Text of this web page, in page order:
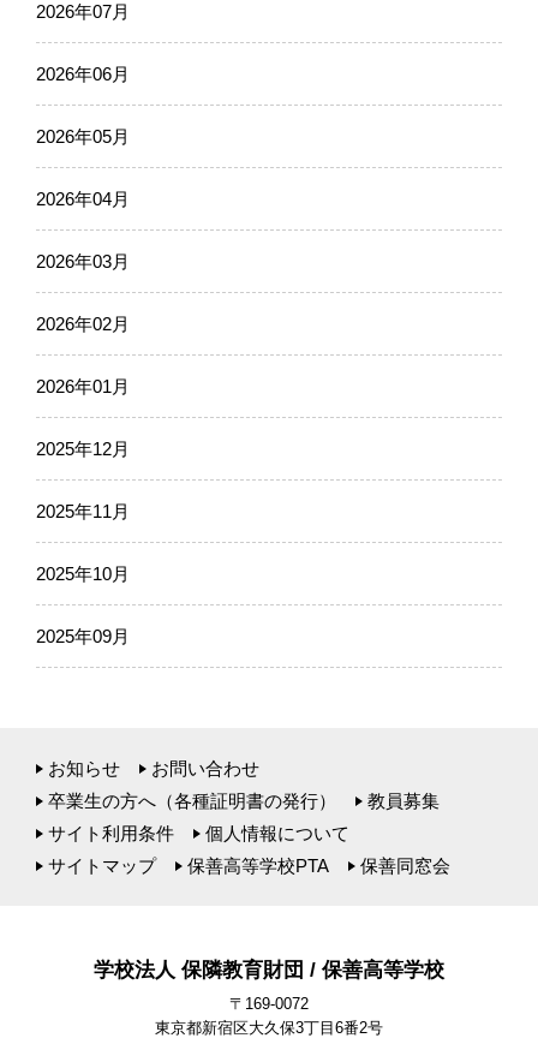
2026年07月
2026年06月
2026年05月
2026年04月
2026年03月
2026年02月
2026年01月
2025年12月
2025年11月
2025年10月
2025年09月
お知らせ
お問い合わせ
卒業生の方へ（各種証明書の発行）
教員募集
サイト利用条件
個人情報について
サイトマップ
保善高等学校PTA 保善同窓会
学校法人 保隣教育財団 / 保善高等学校
〒169-0072
東京都新宿区大久保3丁目6番2号